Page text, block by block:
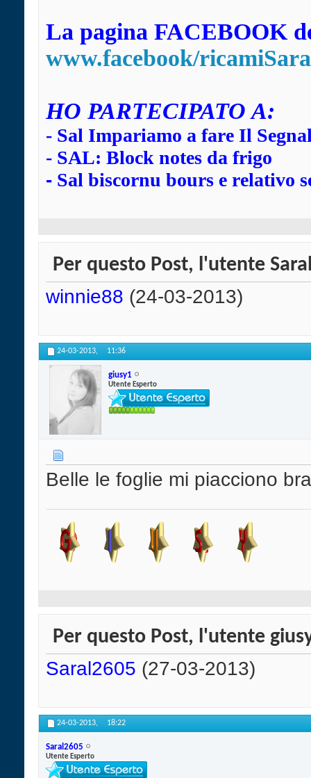
La pagina FACEBOOK
www.facebook/ricamiSara
HO PARTECIPATO A:
- Sal Impariamo a fare Il
- SAL: Block notes da frigo
- Sal biscornu bours e relativo
Per questo Post, l'utente
winnie88 (24-03-2013)
24-03-2013, 11:36
giusy1
Utente Esperto
Belle le foglie mi piacciono
Per questo Post, l'utente
Saral2605 (27-03-2013)
24-03-2013, 18:22
Saral2605
Utente Esperto